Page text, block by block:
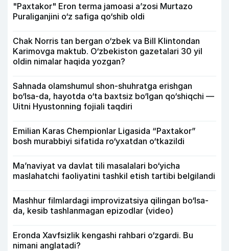
"Paxtakor" Eron terma jamoasi a’zosi Murtazo
Puraliganjini o‘z safiga qo‘shib oldi
Chak Norris tan bergan o‘zbek va Bill Klintondan
Karimovga maktub. O‘zbekiston gazetalari 30 yil
oldin nimalar haqida yozgan?
Sahnada olamshumul shon-shuhratga erishgan
bo‘lsa-da, hayotda o‘ta baxtsiz bo‘lgan qo‘shiqchi —
Uitni Hyustonning fojiali taqdiri
Emilian Karas Chempionlar Ligasida “Paxtakor”
bosh murabbiyi sifatida ro‘yxatdan o‘tkazildi
Ma’naviyat va davlat tili masalalari bo‘yicha
maslahatchi faoliyatini tashkil etish tartibi belgilandi
Mashhur filmlardagi improvizatsiya qilingan bo‘lsa-
da, kesib tashlanmagan epizodlar (video)
Eronda Xavfsizlik kengashi rahbari o‘zgardi. Bu
nimani anglatadi?